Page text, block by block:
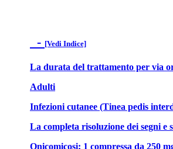
- [Vedi Indice]
La durata del trattamento per via
Adulti
Infezioni cutanee (Tinea pedis
La completa risoluzione dei segni
Onicomicosi: 1 compressa da 250